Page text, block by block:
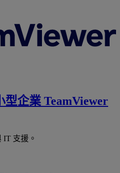
型企業 TeamViewer
IT 支援。